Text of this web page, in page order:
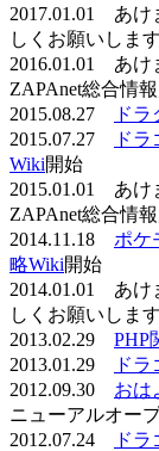
2017.01.01 あけ
しくお願いします
2016.01.01 あけ
ZAPAnet総合情
2015.08.27
ド
2015.07.27
ド
Wiki開始
2015.01.01 あけ
ZAPAnet総合情
2014.11.18 ポケ
略Wiki開始
2014.01.01 あけ
しくお願いします
2013.02.29 PHP
2013.01.29
ド
2012.09.30 おは
ニューアルオープ
2012.07.24
ド